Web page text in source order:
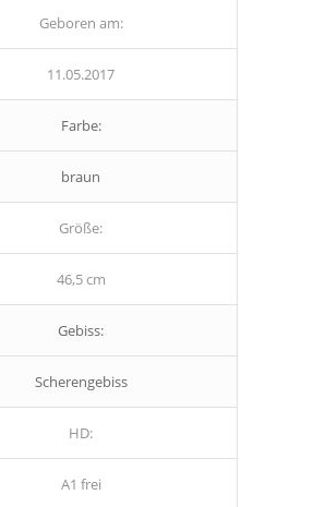
Geboren am:
11.05.2017
Farbe:
braun
Größe:
46,5 cm
Gebiss:
Scherengebiss
HD:
A1 frei